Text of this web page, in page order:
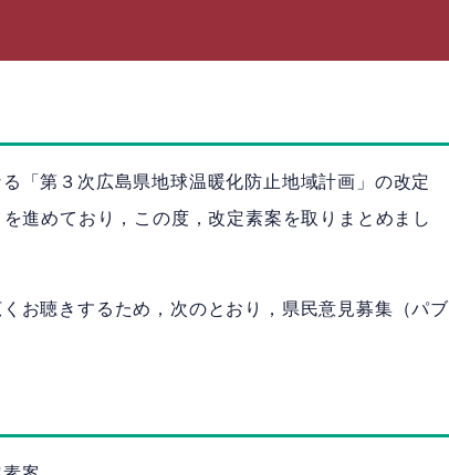
「第３次広島県地球温暖化防止地域計画」の改定
進めており，この度，改定素案を取りまとめまし
お聴きするため，次のとおり，県民意見募集（パブ